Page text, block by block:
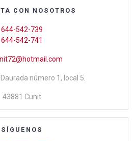
o
k
A ar
CON NOSOTROS
644-542-739
644-542-741
número 1, local 5.
43881 Cunit
SÍGUENOS